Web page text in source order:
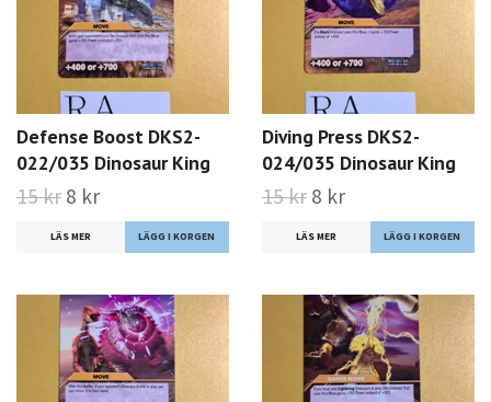
Defense Boost DKS2-
022/035 Dinosaur King
15 kr 8 kr
LÄS MER
Diving Press DKS2-
024/035 Dinosaur King
15 kr 8 kr
LÄS MER